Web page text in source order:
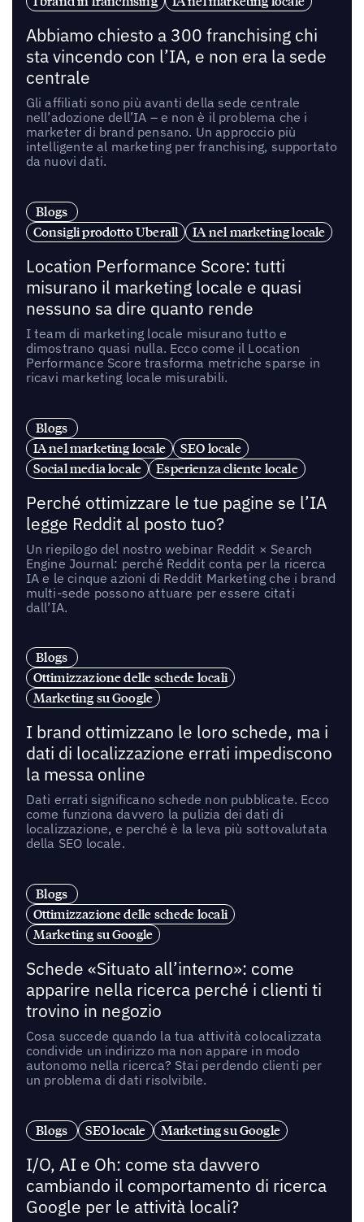
Abbiamo chiesto a 300 franchising chi
sta vincendo con l’IA, e non era la sede
centrale
Gli affiliati sono più avanti della sede centrale
nell’adozione dell’IA – e non è il problema che i
marketer di brand pensano. Un approccio più
intelligente al marketing per franchising, supportato
da nuovi dati.
Blogs
Consigli prodotto Uberall
IA nel marketing locale
Location Performance Score: tutti
misurano il marketing locale e quasi
nessuno sa dire quanto rende
I team di marketing locale misurano tutto e
dimostrano quasi nulla. Ecco come il Location
Performance Score trasforma metriche sparse in
ricavi marketing locale misurabili.
Blogs
IA nel marketing locale
SEO locale
Social media locale
Esperienza cliente locale
Perché ottimizzare le tue pagine se l’IA
legge Reddit al posto tuo?
Un riepilogo del nostro webinar Reddit × Search
Engine Journal: perché Reddit conta per la ricerca
IA e le cinque azioni di Reddit Marketing che i brand
multi-sede possono attuare per essere citati
dall’IA.
Blogs
Ottimizzazione delle schede locali
Marketing su Google
I brand ottimizzano le loro schede, ma i
dati di localizzazione errati impediscono
la messa online
Dati errati significano schede non pubblicate. Ecco
come funziona davvero la pulizia dei dati di
localizzazione, e perché è la leva più sottovalutata
della SEO locale.
Blogs
Ottimizzazione delle schede locali
Marketing su Google
Schede «Situato all’interno»: come
apparire nella ricerca perché i clienti ti
trovino in negozio
Cosa succede quando la tua attività colocalizzata
condivide un indirizzo ma non appare in modo
autonomo nella ricerca? Stai perdendo clienti per
un problema di dati risolvibile.
Blogs SEO locale Marketing su Google
I/O, AI e Oh: come sta davvero
cambiando il comportamento di ricerca
Google per le attività locali?